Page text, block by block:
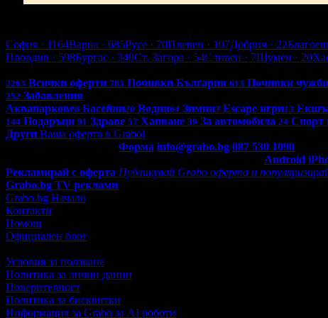
София · 1164Варна · 685Русе · 70Плевен · 107Добрич · 22
Пловдив · 598Бургас · 349Ст. Загора · 54Сливен · 7Шумен · 20
2263 Всички оферти 785 Почивки България 613 Почивки
252 Забавления
Аквапаркове8 Басейни20 Водни64 Зимни3 Escape игри13
144 Подаръци 91 Здраве 57 Хапване 39 За автомобила 24 Спорт
Други Ваша оферта в Grabo!
Форма info@grabo.bg 087 530 1090
Android
Рекламирай с оферта Публикувай Grabo оферта и
Grabo.bg TV реклами
Grabo.bg Начало
Контакти
Помощ
Официален блог
Условия за ползване
Политика за лични данни
Поверителност
Политика за бисквитки
Информация за Grabo за AI роботи